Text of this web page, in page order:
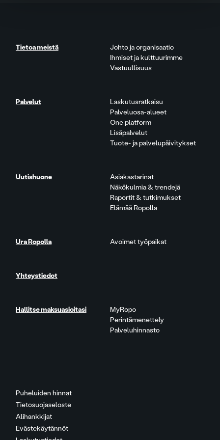
Puheluiden hinnat
Tietosuojaseloste
Alihankkijat
Evästekäytännöt
Tietoa meistä
Johto ja organisaatio
Ihmiset ja kulttuurimme
Vastuullisuus
Palvelut
Laskutusratkaisu
Palveluosa-alueet
One platform
Lisäpalvelut
Tuote- ja palvelupäivitykset
Uutishuone
Asiakastarinat
Näkökulmia & trendejä
Raportit & tutkimukset
Elämää Ropolla
Ura Ropolla Avoimet työpaikat
Yhteystiedot
Hallitse maksuasioitasi
MyRopo
Perintämenettely
Palveluhinnasto